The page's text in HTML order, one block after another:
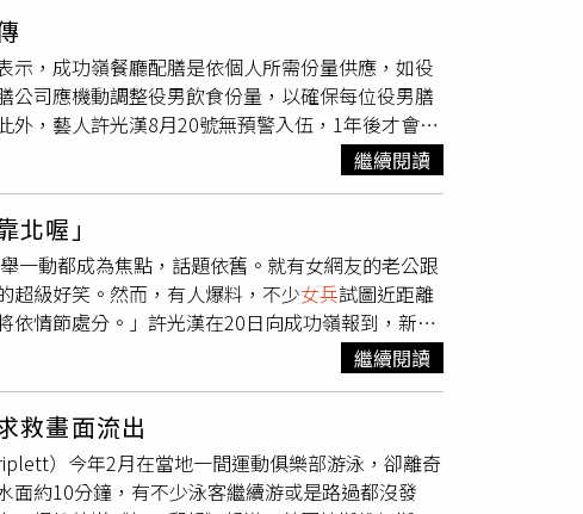
料許光漢在軍中吃不飽，但內政部表示只是誤
美詮釋「哥不在江湖，江湖卻總有哥的傳說」這
到人時，很有禮貌地說對不起，以及他疑似在打
中心特別與許光漢面談，確定他已經適應團體生
會開放自行補菜供役男食用，已提醒團膳公司應
保護許光漢在軍中不被打擾，長官下達三禁令，包
提供）有
露為了避免許光漢被過度打擾，長官下達三禁
有女兵為了一睹許光漢的風采，試圖近距離接觸，
役接近看許光漢，會造成單位及當事人困擾，若
魅力在軍中依舊不減。雖然表現獲得肯定，許光
）許光漢今年進攻韓國市場，飾演微笑殺手。
有加，但畢竟樹大招風，先前傳出他在基礎訓練
，內政部出面澄清，表示有媒體提及許光漢在訓
都可以至便利商店購買零食作為鼓勵，因此許光
內政部也回應是因為當時許光漢身體不適急需如
堂繼續上課，並無缺課及獨用廁所的情況。最後
，成功嶺餐廳配膳是依個人所需份量供應，如役
司應機動調整役男飲食份量，以確保每位役男膳
，藝人許光漢8月20號無預警入伍，1年後才會重
接觸。替代役訓管中心表示，為避免干擾中隊作息
說明，役男於今年8月20日入營接受一般替代役第
願甄選後續服勤機關及役別，並於9月9日撥交服
所別。
繼續閱讀
喔」
一動都成為焦點，話題依舊。就有女網友的老公跟
超級好笑。然而，有人爆料，不少女兵試圖近距離
情節處分。」許光漢在20日向成功嶺報到，新訓
。該消息一出，便引起熱議，許多「許太太」都
日子」。而許光漢入伍後的一舉一動也都成為焦
漢一起睡覺」，透露「昨天我老公又在鬧，在寢
到，轉頭看到他，講了句『靠北喔！』」直呼真
頭，後面開始跑1公里，老公説自己腳都臭了，她
人稱，許光漢好像吃不飽，因為沒有補到菜不開
繼續閱讀
救畫面流出
）今年2月在當地一間運動俱樂部游泳，卻離奇
約10分鐘，有不少泳客繼續游或是路過都沒發